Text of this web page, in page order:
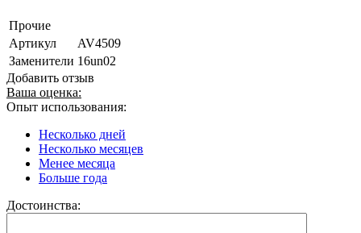
Прочие
Артикул
AV4509
Заменители 16un02
Добавить отзыв
Ваша оценка:
Опыт использования:
Несколько дней
Несколько месяцев
Менее месяца
Больше года
Достоинства: